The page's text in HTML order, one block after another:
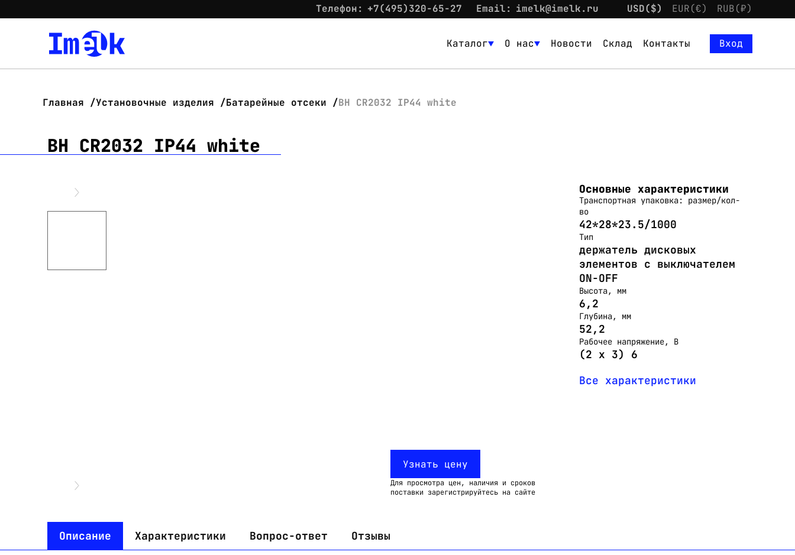
Телефон: +7(495)320-65-27 Email: imelk@imelk.ru USD($) EUR(€) RUB(₽)
Каталог О нас Новости Склад Контакты
Вход
Главная Установочные изделия Батарейные отсеки BH CR2032 IP44 white
BH CR2032 IP44 white
Узнать цену
Для просмотра цен, наличия и сроков
поставки зарегистрируйтесь на сайте
Основные характеристики
Транспортная упаковка: размер/кол-
во
42*28*23.5/1000
Тип
держатель дисковых
элементов с выключателем
ON-OFF
Высота, мм
6,2
Глубина, мм
52,2
Рабочее напряжение, В
(2 х 3) 6
Все характеристики
Описание Характеристики Вопрос-ответ Отзывы